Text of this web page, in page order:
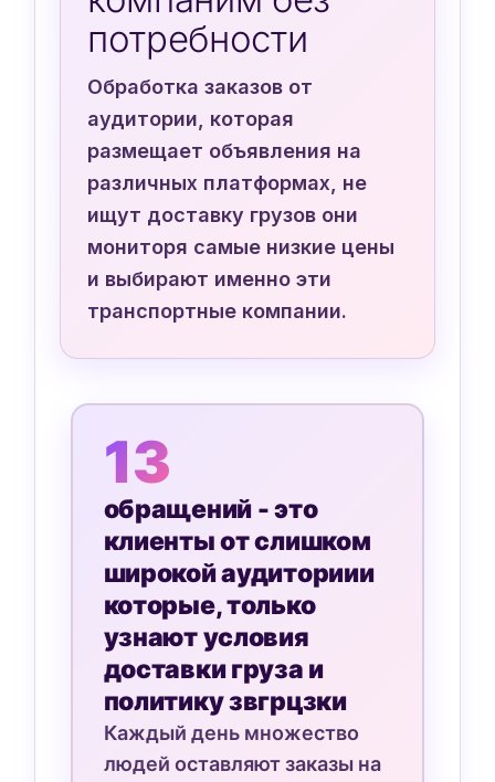
потребности
Обработка заказов от
аудитории, которая
размещает объявления на
различных платформах, не
ищут доставку грузов они
мониторя самые низкие цены
и выбирают именно эти
транспортные компании.
13
обращений - это
клиенты от слишком
широкой аудиториии
которые, только
узнают условия
доставки груза и
политику звгрцзки
Каждый день множество
людей оставляют заказы на